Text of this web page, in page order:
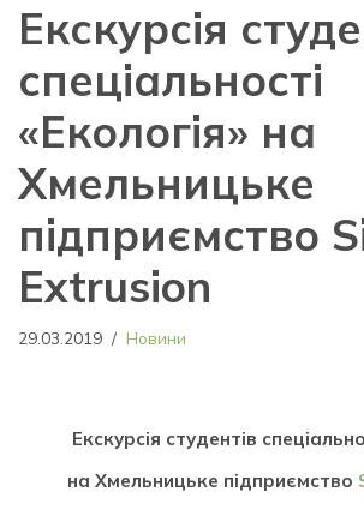
Екскурсія
спеціальності
«Екологія» на
Хмельницьке
підприємство
Extrusion
29.03.2019 Новини
Екскурсія студентів
на Хмельницьке підприємство